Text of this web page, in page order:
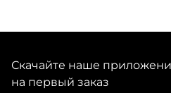
Скачайте наше
на первый заказ